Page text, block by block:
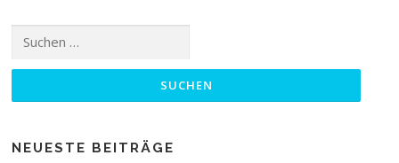
nach:
NEUESTE BEITRÄGE